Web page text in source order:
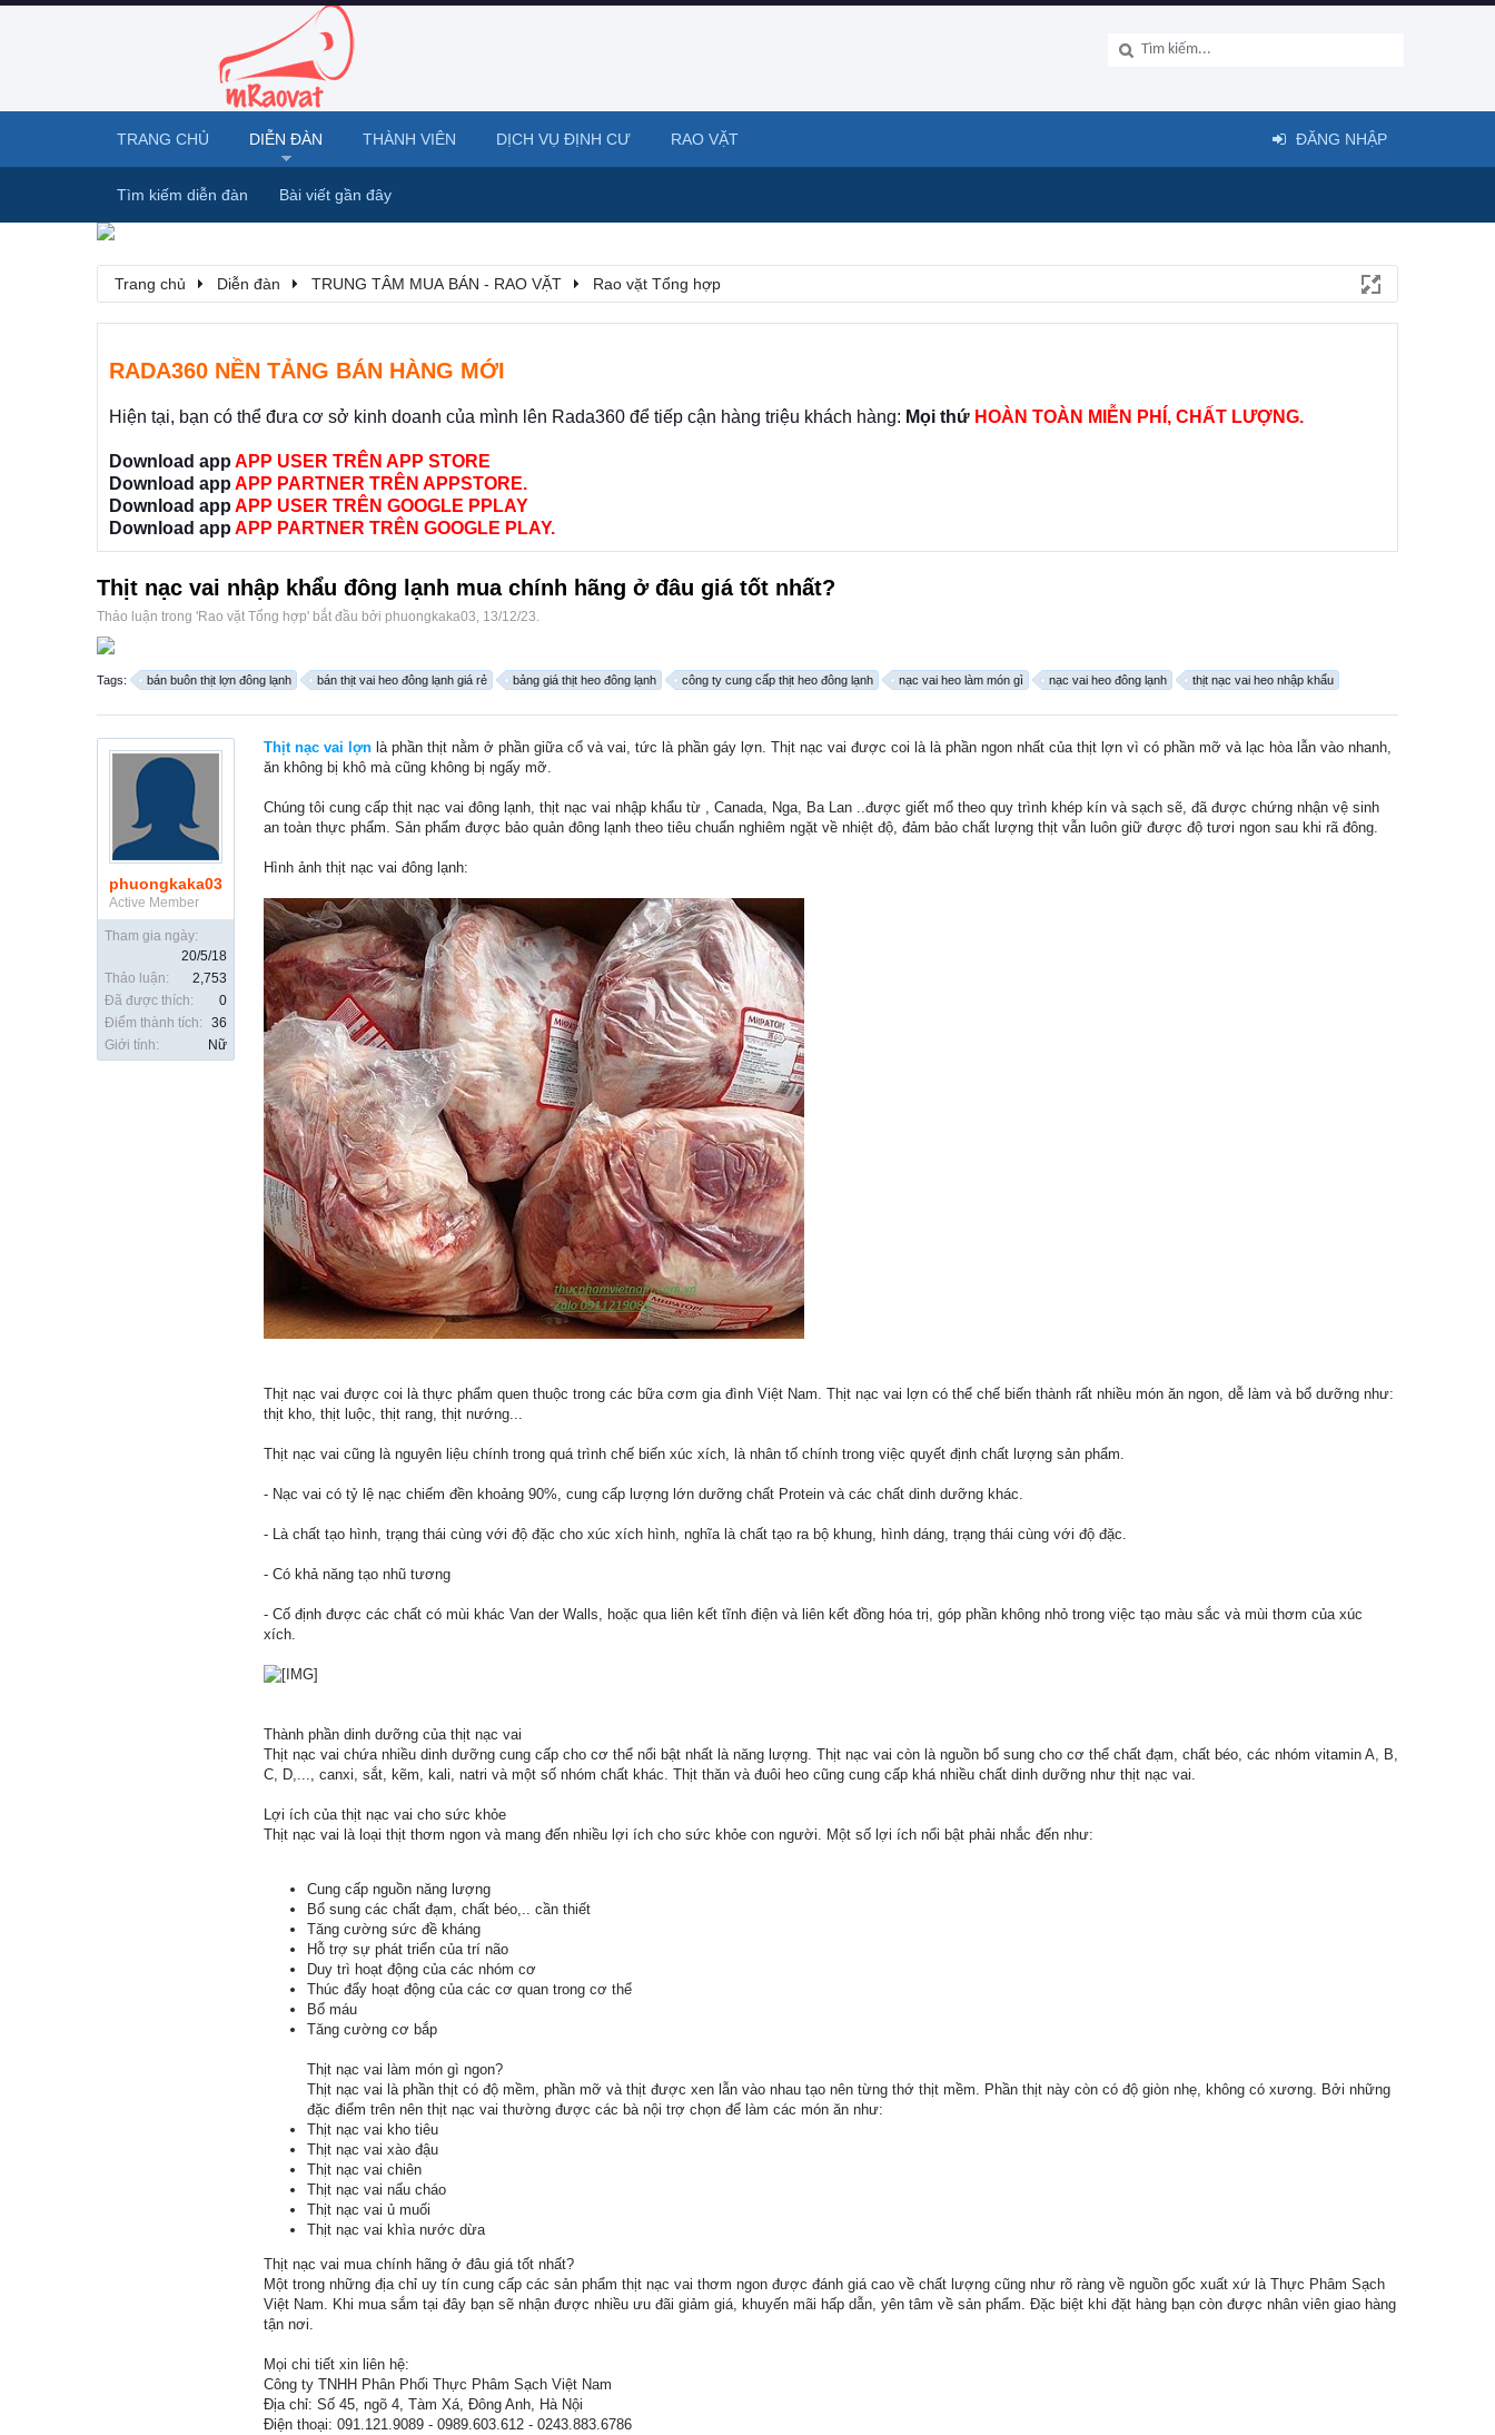
Trang chủ Diễn đàn TRUNG TÂM MUA BÁN - RAO VẶT Rao vặt Tổng hợp
RADA360 NỀN TẢNG BÁN HÀNG MỚI
Hiện tại, bạn có thể đưa cơ sở kinh doanh của mình lên Rada360 để tiếp cận hàng triệu khách hàng: Mọi thứ HOÀN TOÀN MIỄN PHÍ, CHẤT LƯỢNG.
Download app APP USER TRÊN APP STORE
Download app APP PARTNER TRÊN APPSTORE.
Download app APP USER TRÊN GOOGLE PPLAY
Download app APP PARTNER TRÊN GOOGLE PLAY.
Thịt nạc vai nhập khẩu đông lạnh mua chính hãng ở đâu giá tốt nhất?
Thảo luận trong 'Rao vặt Tổng hợp' bắt đầu bởi phuongkaka03, 13/12/23.
Tags: bán buôn thịt lợn đông lạnh bán thịt vai heo đông lạnh giá rẻ bảng giá thịt heo đông lạnh công ty cung cấp thịt heo đông lạnh nạc vai heo làm món gì nạc vai heo đông lạnh thịt nạc vai heo nhập khẩu
phuongkaka03
Active Member
Tham gia ngày:
20/5/18
Thảo luận:
2,753
Đã được thích:
0
Điểm thành tích:
36
Giới tính:
Nữ
Thịt nạc vai lợn là phần thịt nằm ở phần giữa cổ và vai, tức là phần gáy lợn. Thịt nạc vai được coi là là phần ngon nhất của thịt lợn vì có phần mỡ và lạc hòa lẫn vào nhanh,
ăn không bị khô mà cũng không bị ngấy mỡ.
Chúng tôi cung cấp thịt nạc vai đông lạnh, thịt nạc vai nhập khẩu từ , Canada, Nga, Ba Lan ..được giết mổ theo quy trình khép kín và sạch sẽ, đã được chứng nhận vệ sinh
an toàn thực phẩm. Sản phẩm được bảo quản đông lạnh theo tiêu chuẩn nghiêm ngặt về nhiệt độ, đảm bảo chất lượng thịt vẫn luôn giữ được độ tươi ngon sau khi rã đông.
Hình ảnh thịt nạc vai đông lạnh:
Thịt nạc vai được coi là thực phẩm quen thuộc trong các bữa cơm gia đình Việt Nam. Thịt nạc vai lợn có thể chế biến thành rất nhiều món ăn ngon, dễ làm và bổ dưỡng như:
thịt kho, thịt luộc, thịt rang, thịt nướng...
Thịt nạc vai cũng là nguyên liệu chính trong quá trình chế biến xúc xích, là nhân tố chính trong việc quyết định chất lượng sản phẩm.
- Nạc vai có tỷ lệ nạc chiếm đền khoảng 90%, cung cấp lượng lớn dưỡng chất Protein và các chất dinh dưỡng khác.
- Là chất tạo hình, trạng thái cùng với độ đặc cho xúc xích hình, nghĩa là chất tạo ra bộ khung, hình dáng, trạng thái cùng với độ đặc.
- Có khả năng tạo nhũ tương
- Cố định được các chất có mùi khác Van der Walls, hoặc qua liên kết tĩnh điện và liên kết đồng hóa trị, góp phần không nhỏ trong việc tạo màu sắc và mùi thơm của xúc
xích.
Thành phần dinh dưỡng của thịt nạc vai
Thịt nạc vai chứa nhiều dinh dưỡng cung cấp cho cơ thể nổi bật nhất là năng lượng. Thịt nạc vai còn là nguồn bổ sung cho cơ thể chất đạm, chất béo, các nhóm vitamin A, B,
C, D,..., canxi, sắt, kẽm, kali, natri và một số nhóm chất khác. Thịt thăn và đuôi heo cũng cung cấp khá nhiều chất dinh dưỡng như thịt nạc vai.
Lợi ích của thịt nạc vai cho sức khỏe
Thịt nạc vai là loại thịt thơm ngon và mang đến nhiều lợi ích cho sức khỏe con người. Một số lợi ích nổi bật phải nhắc đến như:
Cung cấp nguồn năng lượng
Bổ sung các chất đạm, chất béo,.. cần thiết
Tăng cường sức đề kháng
Hỗ trợ sự phát triển của trí não
Duy trì hoạt động của các nhóm cơ
Thúc đẩy hoạt động của các cơ quan trong cơ thể
Bổ máu
Tăng cường cơ bắp
Thịt nạc vai làm món gì ngon?
Thịt nạc vai là phần thịt có độ mềm, phần mỡ và thịt được xen lẫn vào nhau tạo nên từng thớ thịt mềm. Phần thịt này còn có độ giòn nhẹ, không có xương. Bởi những
đặc điểm trên nên thịt nạc vai thường được các bà nội trợ chọn để làm các món ăn như:
Thịt nạc vai kho tiêu
Thịt nạc vai xào đậu
Thịt nạc vai chiên
Thịt nạc vai nấu cháo
Thịt nạc vai ủ muối
Thịt nạc vai khìa nước dừa
Thịt nạc vai mua chính hãng ở đâu giá tốt nhất?
Một trong những địa chỉ uy tín cung cấp các sản phẩm thịt nạc vai thơm ngon được đánh giá cao về chất lượng cũng như rõ ràng về nguồn gốc xuất xứ là Thực Phâm Sạch
Việt Nam. Khi mua sắm tại đây bạn sẽ nhận được nhiều ưu đãi giảm giá, khuyến mãi hấp dẫn, yên tâm về sản phẩm. Đặc biệt khi đặt hàng bạn còn được nhân viên giao hàng
tận nơi.
Mọi chi tiết xin liên hệ:
Công ty TNHH Phân Phối Thực Phâm Sạch Việt Nam
Địa chỉ: Số 45, ngõ 4, Tàm Xá, Đông Anh, Hà Nội
Điện thoại: 091.121.9089 - 0989.603.612 - 0243.883.6786
TRANG CHỦ DIỄN ĐÀN
Tìm kiếm diễn đàn Bài viết gần đây
THÀNH VIÊN DỊCH VỤ ĐỊNH CƯ RAO VẶT ĐĂNG NHẬP